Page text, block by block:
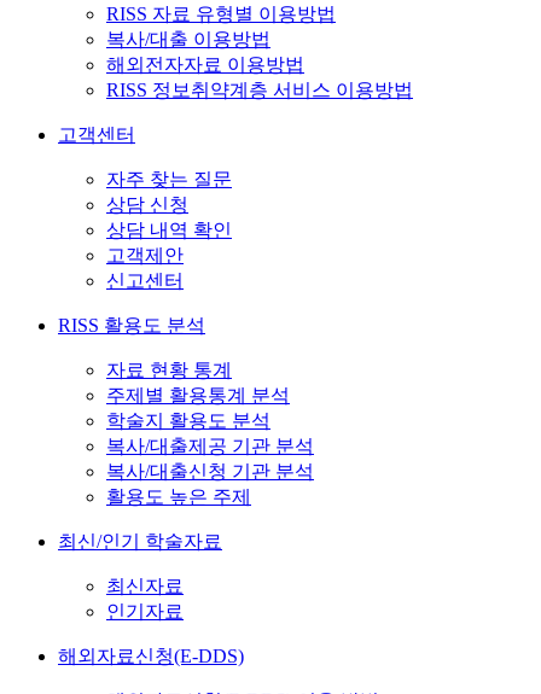
RISS 자료 유형별 이용방법
복사/대출 이용방법
해외전자자료 이용방법
RISS 정보취약계층 서비스 이용방법
고객센터
자주 찾는 질문
상담 신청
상담 내역 확인
고객제안
신고센터
RISS 활용도 분석
자료 현황 통계
주제별 활용통계 분석
학술지 활용도 분석
복사/대출제공 기관 분석
복사/대출신청 기관 분석
활용도 높은 주제
최신/인기 학술자료
최신자료
인기자료
해외자료신청(E-DDS)